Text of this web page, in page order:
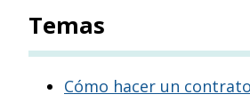
Temas
Cómo hacer un